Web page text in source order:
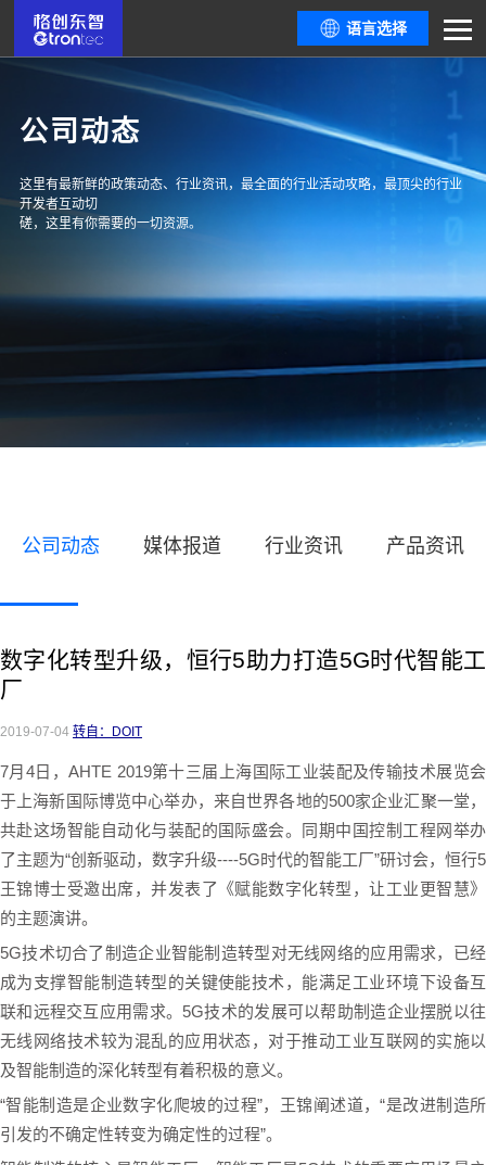
语言选择
公司动态
这里有最新鲜的政策动态、行业资讯，最全面的行业活动攻略，最顶尖的行业
开发者互动切
磋，这里有你需要的一切资源。
公司动态 媒体报道 行业资讯 产品资讯
数字化转型升级，恒行5助力打造5G时代智能工
厂
2019-07-04 转自：DOIT
7月4日，AHTE 2019第十三届上海国际工业装配及传输技术展览会
于上海新国际博览中心举办，来自世界各地的500家企业汇聚一堂，
共赴这场智能自动化与装配的国际盛会。同期中国控制工程网举办
了主题为“创新驱动，数字升级----5G时代的智能工厂”研讨会，恒行5
王锦博士受邀出席，并发表了《赋能数字化转型，让工业更智慧》
的主题演讲。
5G技术切合了制造企业智能制造转型对无线网络的应用需求，已经
成为支撑智能制造转型的关键使能技术，能满足工业环境下设备互
联和远程交互应用需求。5G技术的发展可以帮助制造企业摆脱以往
无线网络技术较为混乱的应用状态，对于推动工业互联网的实施以
及智能制造的深化转型有着积极的意义。
“智能制造是企业数字化爬坡的过程”，王锦阐述道，“是改进制造所
引发的不确定性转变为确定性的过程”。